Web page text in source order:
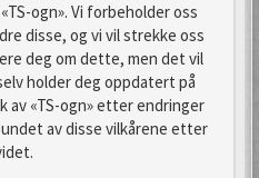
ogn». Vi forbeholder oss
disse, og vi vil strekke oss
deg om dette, men det vil
holder deg oppdatert på
«TS-ogn» etter endringer
av disse vilkårene etter